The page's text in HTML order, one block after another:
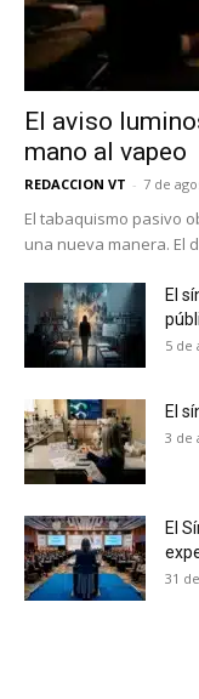
No te
El aviso
mano al vapeo
REDACCION VT - 7 de
El tabaquismo pasivo
una nueva manera. El
El
5 de
El
3 de
El
31